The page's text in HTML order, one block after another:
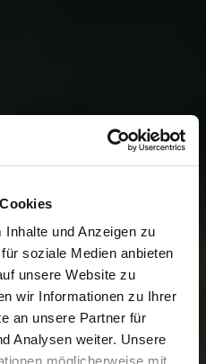
und Anzeigen zu
soziale Medien anbieten
unsere Website zu
wir Informationen zu Ihrer
an unsere Partner für
Analysen weiter. Unsere
möglicherweise mit